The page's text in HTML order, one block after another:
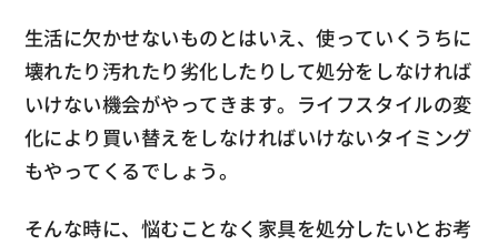
生活に欠かせないものとはいえ、使っていくうちに
壊れたり汚れたり劣化したりして処分をしなければ
いけない機会がやってきます。ライフスタイルの変
化により買い替えをしなければいけないタイミング
もやってくるでしょう。
そんな時に、悩むことなく家具を処分したいとお考